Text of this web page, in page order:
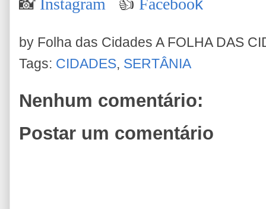
📸 Instagram 👍 Facebook
by Folha das Cidades A FOLHA DAS
Tags: CIDADES, SERTÂNIA
Nenhum comentário:
Postar um comentário